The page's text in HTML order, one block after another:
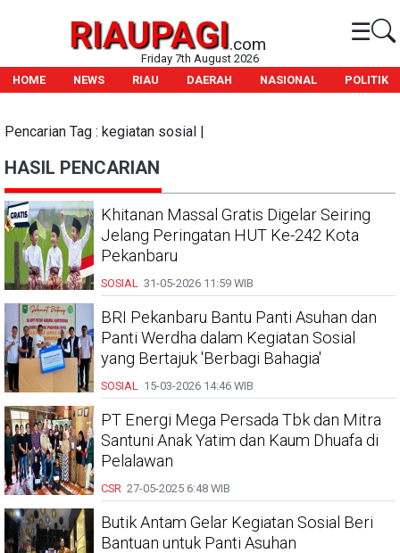
RIAUPAGI.com ☰
Friday 7th August 2026
HOME
NEWS RIAU DAERAH NASIONAL POLITIK
Pencarian Tag : kegiatan sosial |
HASIL PENCARIAN
Khitanan Massal Gratis Digelar Seiring
Jelang Peringatan HUT Ke-242 Kota
Pekanbaru
SOSIAL 31-05-2026 11:59 WIB
BRI Pekanbaru Bantu Panti Asuhan dan
Panti Werdha dalam Kegiatan Sosial
yang Bertajuk 'Berbagi Bahagia'
SOSIAL 15-03-2026 14:46 WIB
PT Energi Mega Persada Tbk dan Mitra
Santuni Anak Yatim dan Kaum Dhuafa di
Pelalawan
CSR 27-05-2025 6:48 WIB
Butik Antam Gelar Kegiatan Sosial Beri
Bantuan untuk Panti Asuhan